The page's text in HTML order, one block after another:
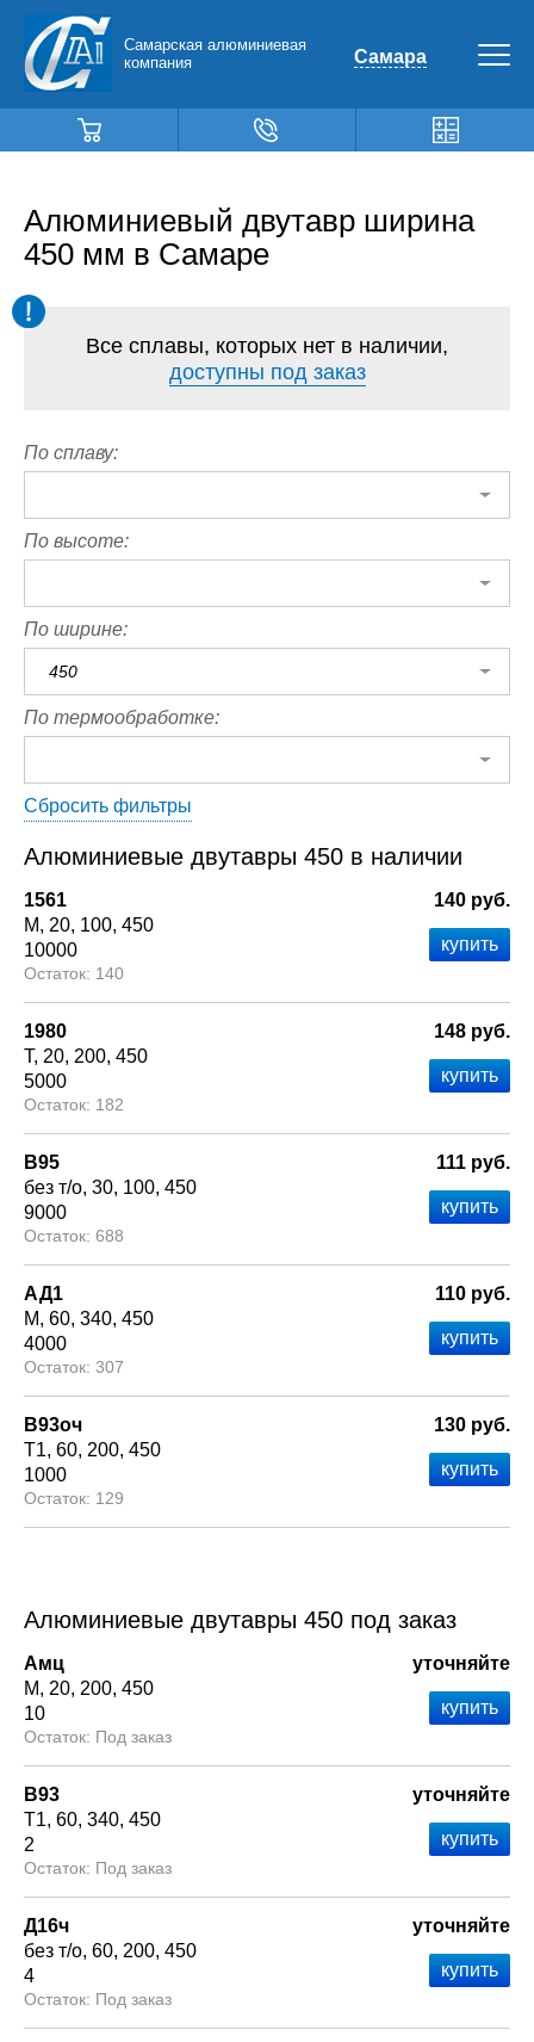
Самарская алюминиевая
компания
Самара
Алюминиевый двутавр ширина
450 мм в Самаре
Все сплавы, которых нет в наличии,
доступны под заказ
По сплаву:
По высоте:
По ширине:
450
По термообработке:
Сбросить фильтры
Алюминиевые двутавры 450 в наличии
1561
М
20 100 450
10000
140
140 руб.
1980
Т 20 200 450
5000
182
148 руб.
В95
без т/о 30 100 450
9000
688
111 руб.
АД1
М 60 340 450
4000
307
110 руб.
В93оч
Т1 60 200 450
1000
129
130 руб.
Алюминиевые двутавры 450 под заказ
Амц
М
20 200 450
10
Под заказ
уточняйте
В93
Т1 60 340 450
2
Под заказ
уточняйте
Д16ч
без т/о 60 200 450
4
Под заказ
уточняйте